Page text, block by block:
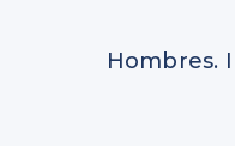
Hombres.